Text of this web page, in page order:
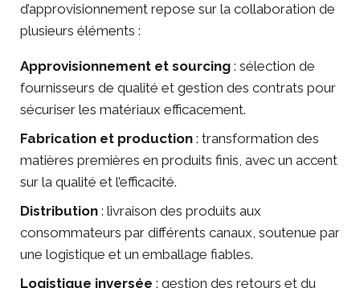
d’approvisionnement repose sur la collaboration de
plusieurs éléments :
Approvisionnement et sourcing : sélection de
fournisseurs de qualité et gestion des contrats pour
sécuriser les matériaux efficacement.
Fabrication et production : transformation des
matières premières en produits finis, avec un accent
sur la qualité et l’efficacité.
Distribution : livraison des produits aux
consommateurs par différents canaux, soutenue par
une logistique et un emballage fiables.
Logistique inversée : gestion des retours et du